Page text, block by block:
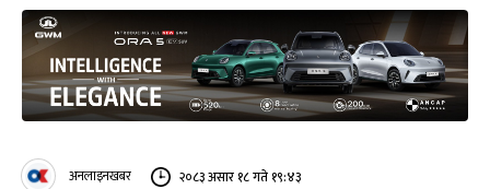
अनलाइनखबर २०८३ असार १८ गते १९:४३